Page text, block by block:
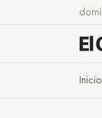
Inicio